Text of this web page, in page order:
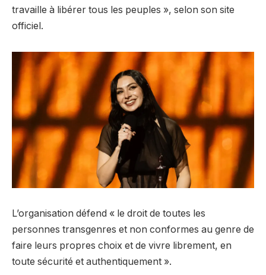
travaille à libérer tous les peuples », selon son site
officiel.
L’organisation défend « le droit de toutes les
personnes transgenres et non conformes au genre de
faire leurs propres choix et de vivre librement, en
toute sécurité et authentiquement ».